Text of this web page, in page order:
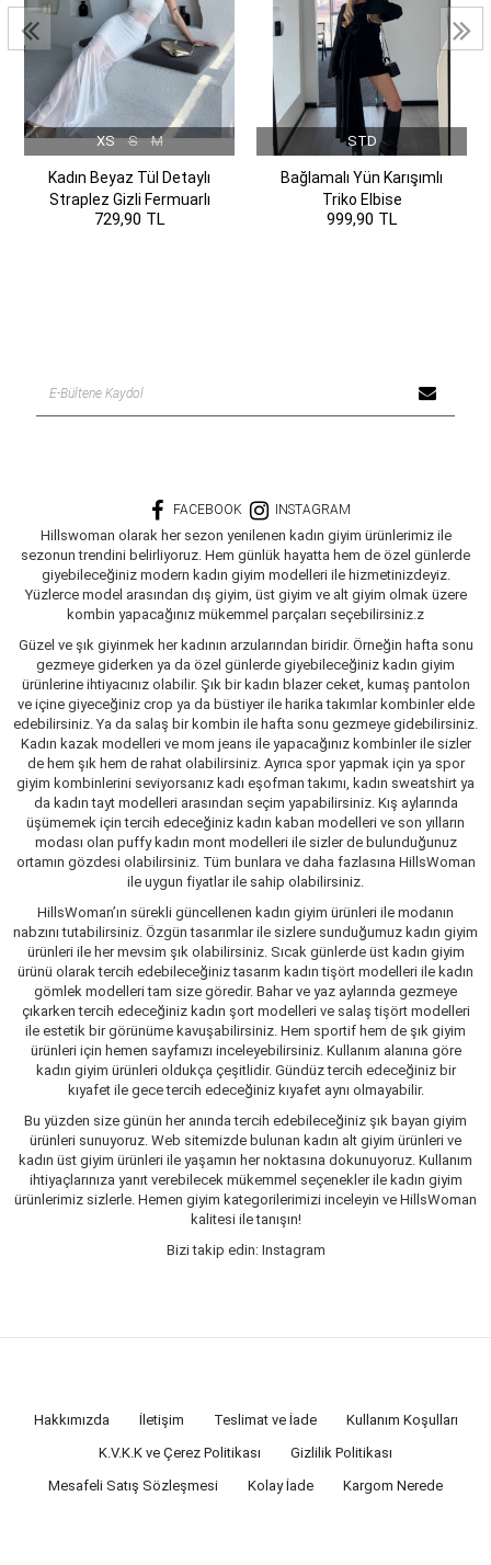
XS S M
Kadın Beyaz Tül Detaylı
Straplez Gizli Fermuarlı
Elbise
729,90 TL
STD
Bağlamalı Yün Karışımlı
Triko Elbise
999,90 TL
FACEBOOK INSTAGRAM
Hillswoman olarak her sezon yenilenen kadın giyim ürünlerimiz ile
sezonun trendini belirliyoruz. Hem günlük hayatta hem de özel günlerde
giyebileceğiniz modern kadın giyim modelleri ile hizmetinizdeyiz.
Yüzlerce model arasından dış giyim, üst giyim ve alt giyim olmak üzere
kombin yapacağınız mükemmel parçaları seçebilirsiniz.z
Güzel ve şık giyinmek her kadının arzularından biridir. Örneğin hafta sonu
gezmeye giderken ya da özel günlerde giyebileceğiniz kadın giyim
ürünlerine ihtiyacınız olabilir. Şık bir kadın blazer ceket, kumaş pantolon
ve içine giyeceğiniz crop ya da büstiyer ile harika takımlar kombinler elde
edebilirsiniz. Ya da salaş bir kombin ile hafta sonu gezmeye gidebilirsiniz.
Kadın kazak modelleri ve mom jeans ile yapacağınız kombinler ile sizler
de hem şık hem de rahat olabilirsiniz. Ayrıca spor yapmak için ya spor
giyim kombinlerini seviyorsanız kadı eşofman takımı, kadın sweatshirt ya
da kadın tayt modelleri arasından seçim yapabilirsiniz. Kış aylarında
üşümemek için tercih edeceğiniz kadın kaban modelleri ve son yılların
modası olan puffy kadın mont modelleri ile sizler de bulunduğunuz
ortamın gözdesi olabilirsiniz. Tüm bunlara ve daha fazlasına HillsWoman
ile uygun fiyatlar ile sahip olabilirsiniz.
HillsWoman’ın sürekli güncellenen kadın giyim ürünleri ile modanın
nabzını tutabilirsiniz. Özgün tasarımlar ile sizlere sunduğumuz kadın giyim
ürünleri ile her mevsim şık olabilirsiniz. Sıcak günlerde üst kadın giyim
ürünü olarak tercih edebileceğiniz tasarım kadın tişört modelleri ile kadın
gömlek modelleri tam size göredir. Bahar ve yaz aylarında gezmeye
çıkarken tercih edeceğiniz kadın şort modelleri ve salaş tişört modelleri
ile estetik bir görünüme kavuşabilirsiniz. Hem sportif hem de şık giyim
ürünleri için hemen sayfamızı inceleyebilirsiniz. Kullanım alanına göre
kadın giyim ürünleri oldukça çeşitlidir. Gündüz tercih edeceğiniz bir
kıyafet ile gece tercih edeceğiniz kıyafet aynı olmayabilir.
Bu yüzden size günün her anında tercih edebileceğiniz şık bayan giyim
ürünleri sunuyoruz. Web sitemizde bulunan kadın alt giyim ürünleri ve
kadın üst giyim ürünleri ile yaşamın her noktasına dokunuyoruz. Kullanım
ihtiyaçlarınıza yanıt verebilecek mükemmel seçenekler ile kadın giyim
ürünlerimiz sizlerle. Hemen giyim kategorilerimizi inceleyin ve HillsWoman
kalitesi ile tanışın!
Bizi takip edin: Instagram
Hakkımızda İletişim Teslimat ve İade
Kullanım Koşulları
K.V.K.K ve Çerez Politikası
Gizlilik Politikası
Mesafeli Satış Sözleşmesi
Kolay İade Kargom Nerede